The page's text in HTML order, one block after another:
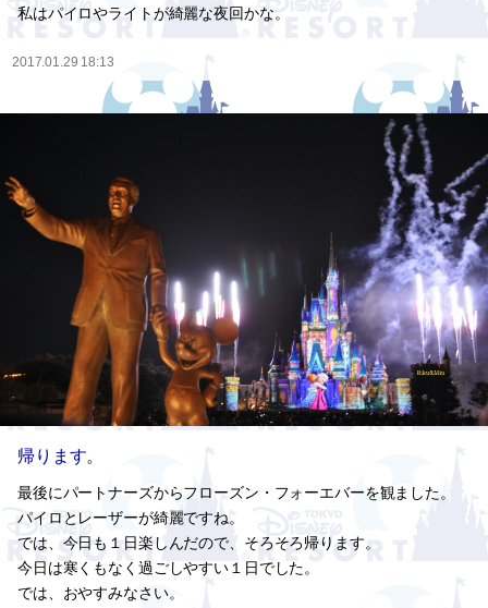
私はパイロやライトが綺麗な夜回かな。
2017.01.29 18:13
帰ります。
最後にパートナーズからフローズン・フォーエバーを観ました。
パイロとレーザーが綺麗ですね。
では、今日も１日楽しんだので、そろそろ帰ります。
今日は寒くもなく過ごしやすい１日でした。
では、おやすみなさい。